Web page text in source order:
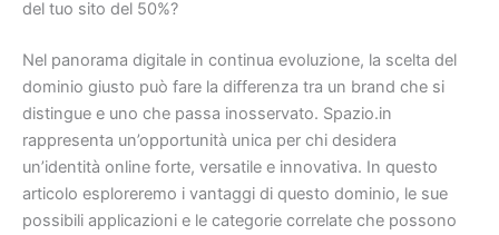
del tuo sito del 50%?
Nel panorama digitale in continua evoluzione, la scelta del
dominio giusto può fare la differenza tra un brand che si
distingue e uno che passa inosservato. Spazio.in
rappresenta un’opportunità unica per chi desidera
un’identità online forte, versatile e innovativa. In questo
articolo esploreremo i vantaggi di questo dominio, le sue
possibili applicazioni e le categorie correlate che possono